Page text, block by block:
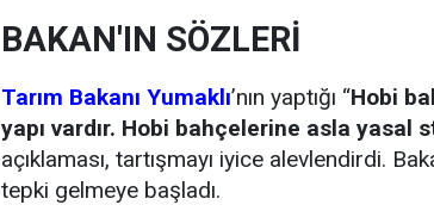
BAKAN'IN SÖZLERİ
Tarım Bakanı Yumaklı’nın yaptığı “Hobi
yapı vardır. Hobi bahçelerine asla yasal
açıklaması, tartışmayı iyice alevlendirdi.
tepki gelmeye başladı.